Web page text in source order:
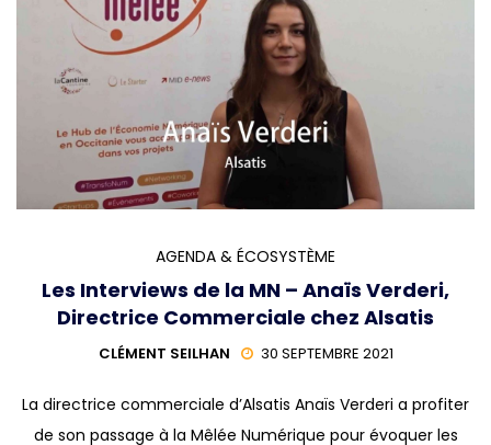
AGENDA & ÉCOSYSTÈME
Les Interviews de la MN – Anaïs Verderi,
Directrice Commerciale chez Alsatis
CLÉMENT SEILHAN 30 SEPTEMBRE 2021
La directrice commerciale d’Alsatis Anaïs Verderi a profiter
de son passage à la Mêlée Numérique pour évoquer les